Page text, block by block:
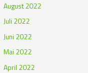
August 2022
Juli 2022
Juni 2022
Mai 2022
April 2022